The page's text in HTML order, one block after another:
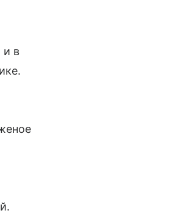
и в